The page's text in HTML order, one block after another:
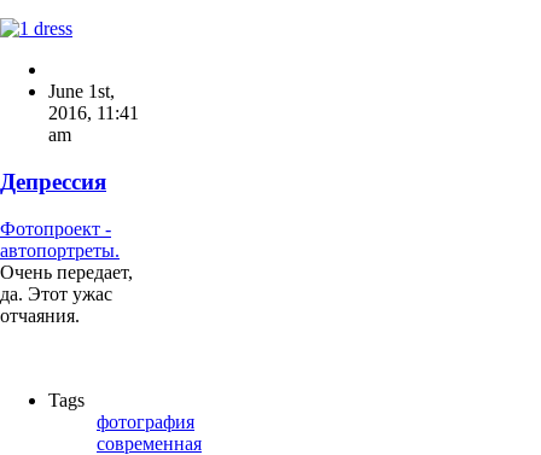
June 1st,
2016, 11:41
am
Депрессия
Фотопроект -
автопортреты.
Очень передает,
да. Этот ужас
отчаяния.
Tags
фотография
современная